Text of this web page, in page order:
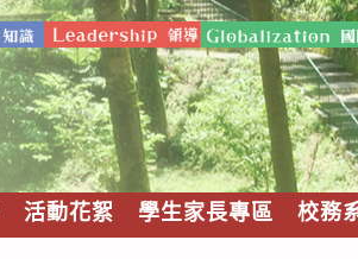
活動花絮 學生家長專區 校務